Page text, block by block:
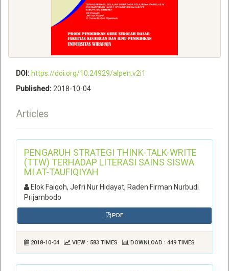
DOI: https://doi.org/10.24929/alpen.v2i1
Published: 2018-10-04
Articles
PENGARUH STRATEGI THINK-TALK-WRITE
(TTW) TERHADAP LITERASI SAINS SISWA
MI AT-TAUFIQIYAH
Elok Faiqoh, Jefri Nur Hidayat, Raden Firman Nurbudi
Prijambodo
PDF
2018-10-04 VIEW : 583 TIMES DOWNLOAD : 449 TIMES